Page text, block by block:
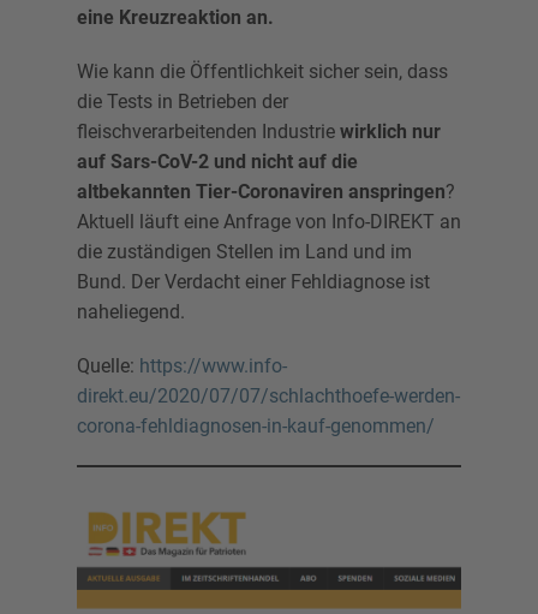
eine Kreuzreaktion an.
Wie kann die Öffentlichkeit sicher sein, dass
die Tests in Betrieben der
fleischverarbeitenden Industrie wirklich nur
auf Sars-CoV-2 und nicht auf die
altbekannten Tier-Coronaviren anspringen?
Aktuell läuft eine Anfrage von Info-DIREKT an
die zuständigen Stellen im Land und im
Bund. Der Verdacht einer Fehldiagnose ist
naheliegend.
Quelle: https://www.info-
direkt.eu/2020/07/07/schlachthoefe-werden-
corona-fehldiagnosen-in-kauf-genommen/